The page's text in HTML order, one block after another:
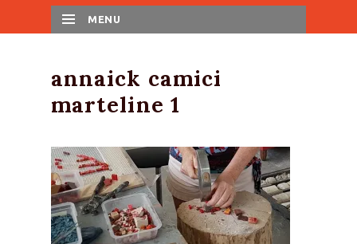
MENU
annaick camici
marteline 1